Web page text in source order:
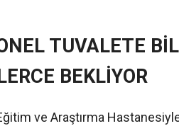
TUVALETE
BEKLİYOR
ve Araştırma